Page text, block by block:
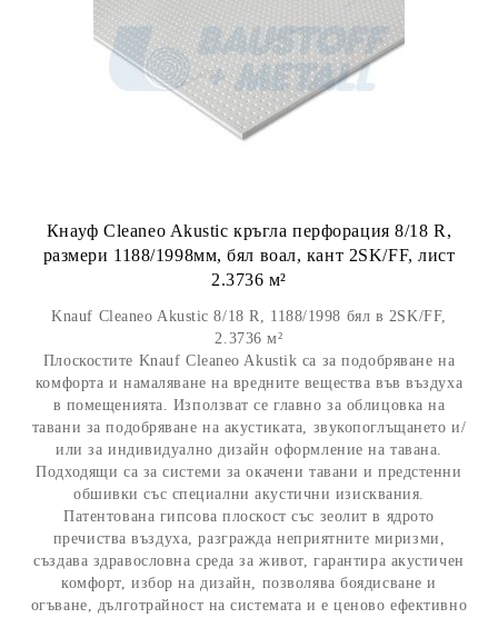
Кнауф Cleaneo Akustic кръгла перфорация 8/18 R,
размери 1188/1998мм, бял воал, кант 2SK/FF, лист
2.3736 м²
Knauf Cleaneo Akustic 8/18 R, 1188/1998 бял в 2SK/FF,
2.3736 м²
Плоскостите Knauf Cleaneo Akustik са за подобряване на
комфорта и намаляване на вредните вещества във въздуха
в помещенията. Използват се главно за облицовка на
тавани за подобряване на акустиката, звукопоглъщането и/
или за индивидуално дизайн оформление на тавана.
Подходящи са за системи за окачени тавани и предстенни
обшивки със специални акустични изисквания.
Патентована гипсова плоскост със зеолит в ядрото
пречиства въздуха, разгражда неприятните миризми,
създава здравословна среда за живот, гарантира акустичен
комфорт, избор на дизайн, позволява боядисване и
огъване, дълготрайност на системата и е ценово ефективно